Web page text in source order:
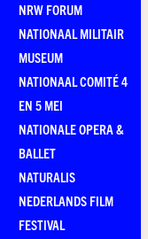
NRW FORUM
NATIONAAL MILITAIR
MUSEUM
NATIONAAL COMITÉ 4
EN 5 MEI
NATIONALE OPERA &
BALLET
NATURALIS
NEDERLANDS FILM
FESTIVAL